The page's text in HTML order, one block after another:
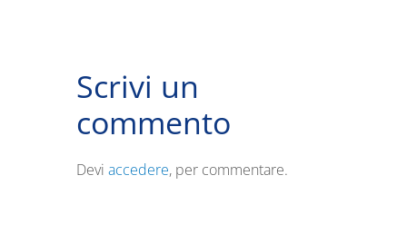
Scrivi un
commento
Devi accedere, per commentare.